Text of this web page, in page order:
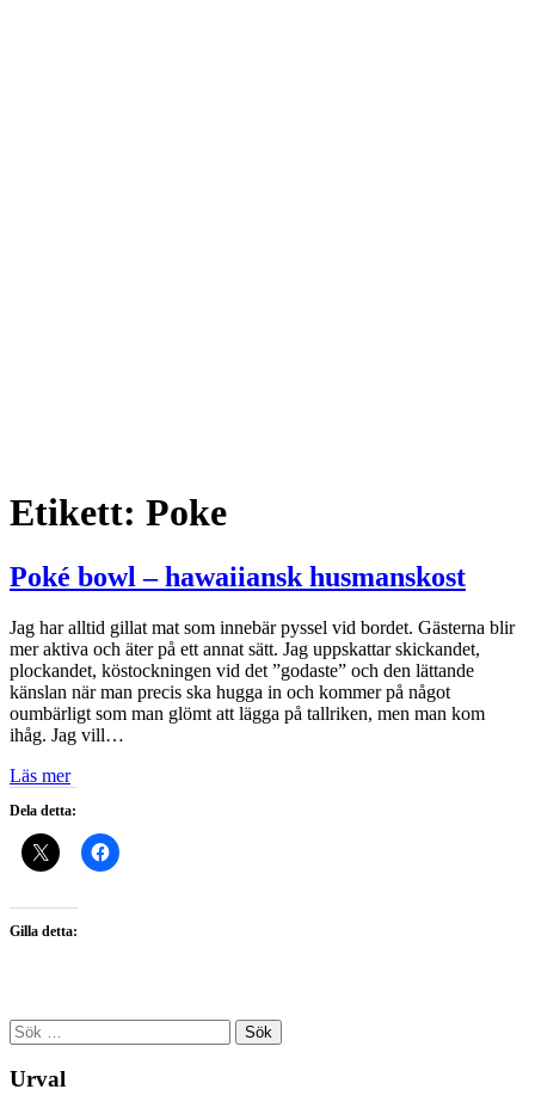
Etikett: Poke
Poké bowl – hawaiiansk husmanskost
Jag har alltid gillat mat som innebär pyssel vid bordet. Gästerna blir
mer aktiva och äter på ett annat sätt. Jag uppskattar skickandet,
plockandet, köstockningen vid det ”godaste” och den lättande
känslan när man precis ska hugga in och kommer på något
oumbärligt som man glömt att lägga på tallriken, men man kom
ihåg. Jag vill…
Läs mer
Dela detta:
Gilla detta:
Sök
efter:
Urval